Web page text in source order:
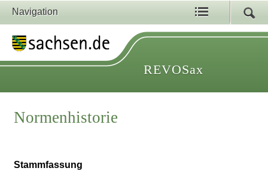
Navigation
REVOSax
Normenhistorie
Stammfassung